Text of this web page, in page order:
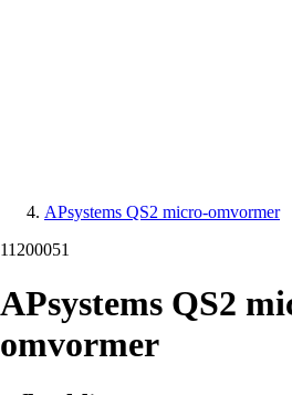
APsystems QS2 micro-omvormer
11200051
APsystems QS2
omvormer